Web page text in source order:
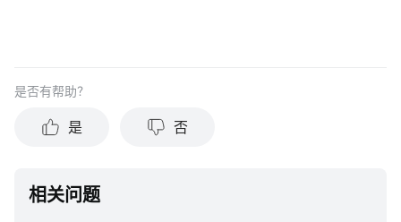
是否有帮助？
是 否
相关问题